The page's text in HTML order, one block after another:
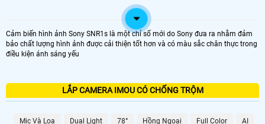
Cảm biến hình ảnh Sony SNR1s là một chỉ số mới do Sony đưa ra nhằm đảm
bảo chất lượng hình ảnh được cải thiện tốt hơn và có màu sắc chân thực trong
điều kiện ánh sáng yếu
LẮP CAMERA IMOU CÓ CHỐNG TRỘM
Mic Và Loa Dual Light 78° Hồng Ngoại Full Color AI